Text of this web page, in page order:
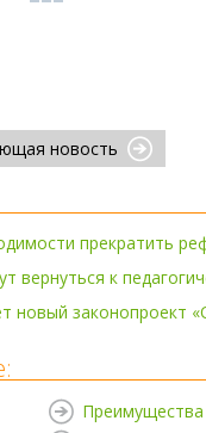
новость
прекратить
вернуться к
новый законопроект
Преимущества